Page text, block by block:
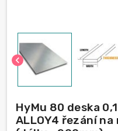
chevron_left
HyMu 80 deska
ALLOY4 řezání